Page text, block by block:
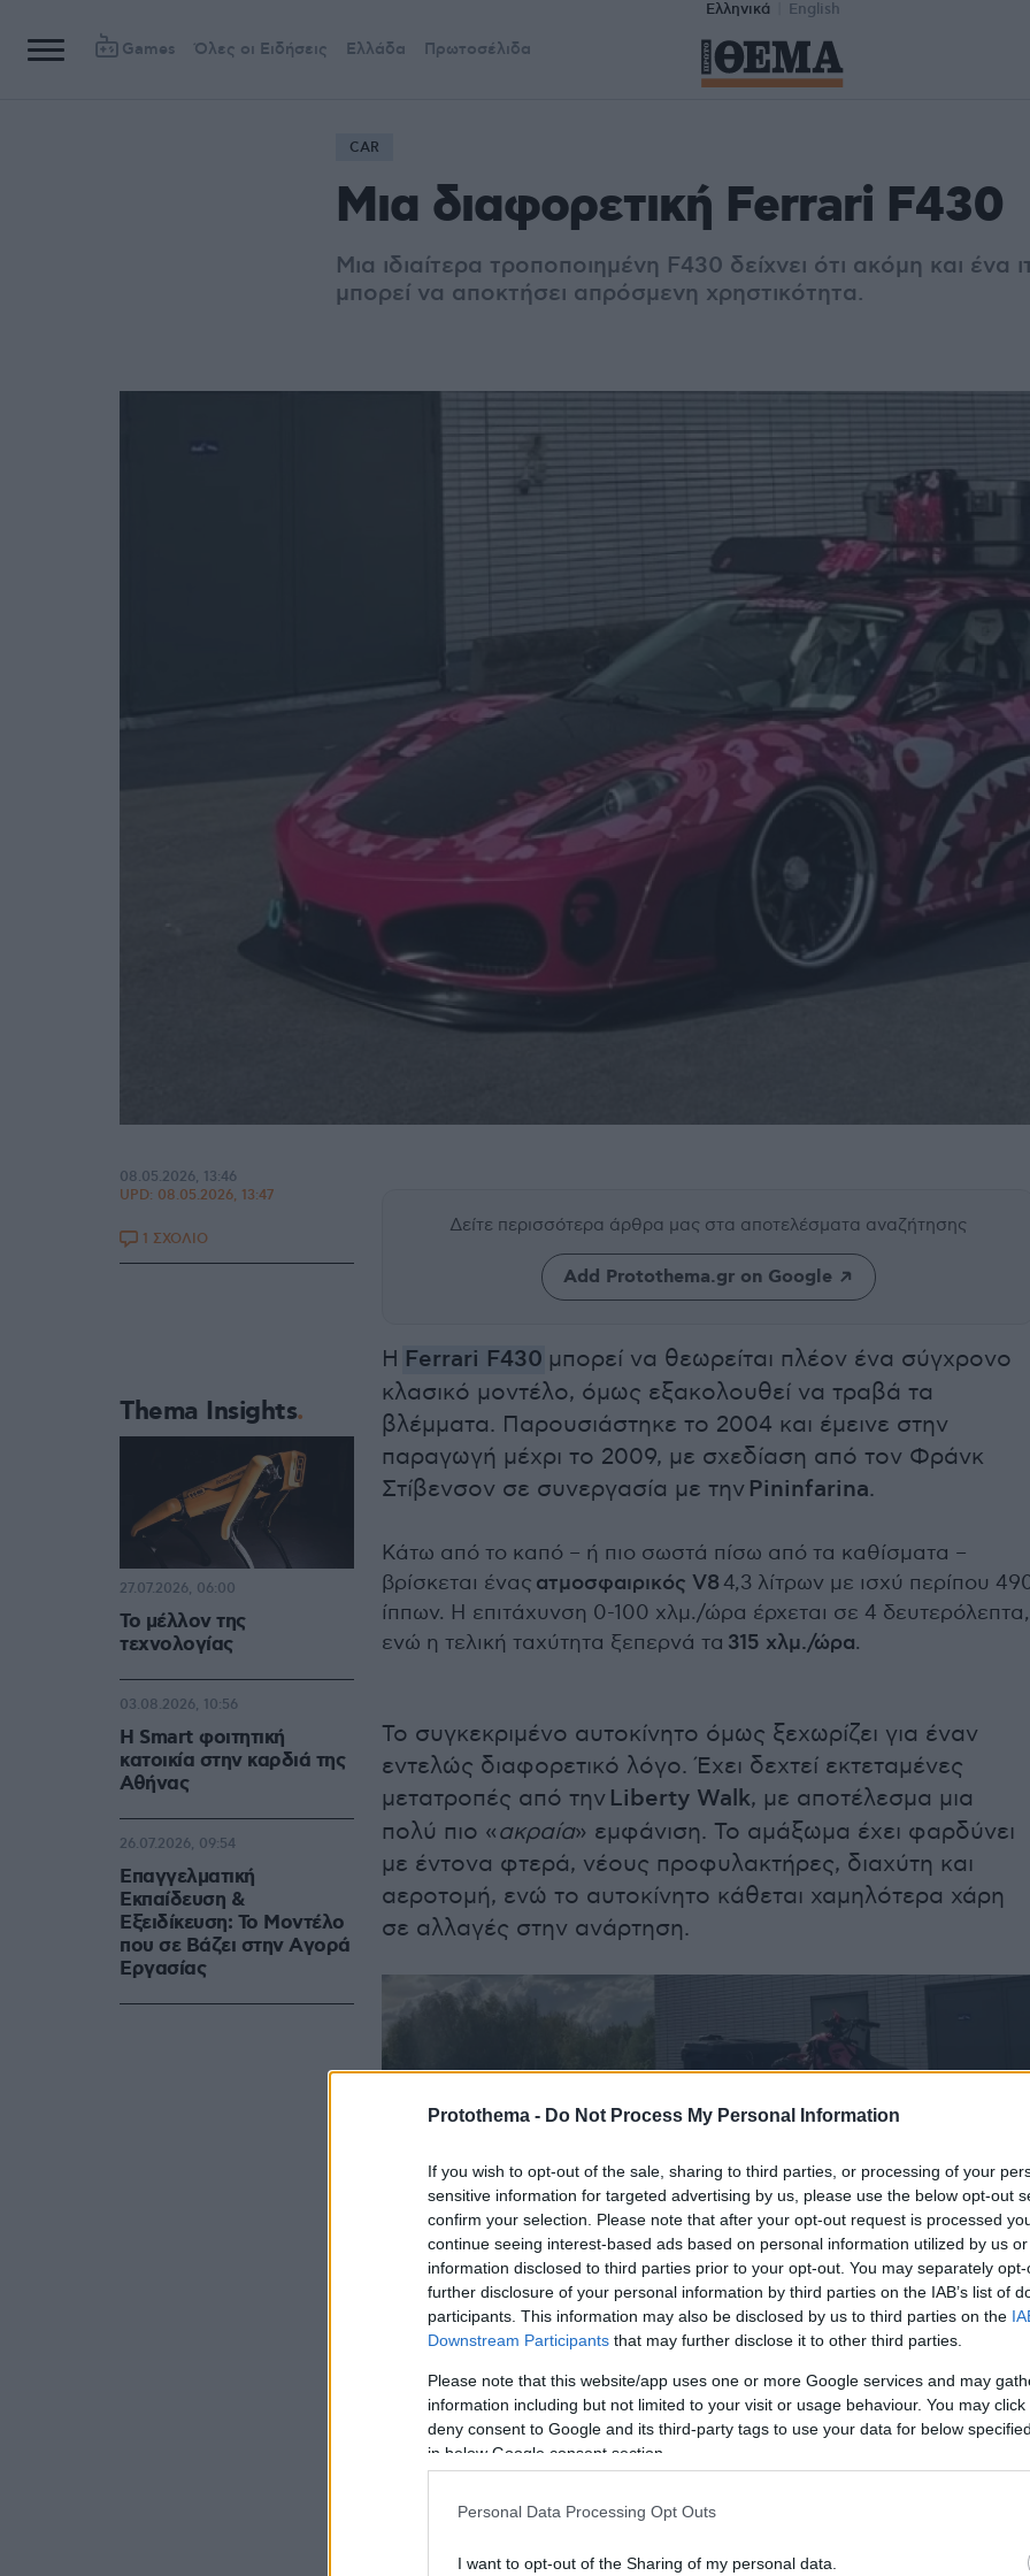
Protothema - Do Not Process My Personal Information
If you wish to opt-out of the sale, sharing to third parties, or processing of your
sensitive information for targeted advertising by us, please use the below opt-out
confirm your selection. Please note that after your opt-out request is processed
continue seeing interest-based ads based on personal information utilized by us
information disclosed to third parties prior to your opt-out. You may separately
further disclosure of your personal information by third parties on the IAB’s list of
participants. This information may also be disclosed by us to third parties on the
Downstream Participants that may further disclose it to other third parties.
Please note that this website/app uses one or more Google services and may
information including but not limited to your visit or usage behaviour. You may
deny consent to Google and its third-party tags to use your data for below
in below Google consent section.
Personal Data Processing Opt Outs
I want to opt-out of the Sharing of my personal data.
Ελληνικά English
Games Όλες οι Ειδήσεις Ελλάδα Πρωτοσέλιδα
CAR
Μια διαφορετική Ferrari F430
Μια ιδιαίτερα τροποποιημένη F430 δείχνει ότι ακόμη και ένα
μπορεί να αποκτήσει απρόσμενη χρηστικότητα.
Δείτε περισσότερα άρθρα μας στα αποτελέσματα αναζήτησης
Add Protothema.gr on Google
Η Ferrari F430 μπορεί να θεωρείται πλέον ένα σύγχρονο
κλασικό μοντέλο, όμως εξακολουθεί να τραβά τα
βλέμματα. Παρουσιάστηκε το 2004 και έμεινε στην
παραγωγή μέχρι το 2009, με σχεδίαση από τον Φράνκ
Στίβενσον σε συνεργασία με την Pininfarina.
Κάτω από το καπό – ή πιο σωστά πίσω από τα καθίσματα –
βρίσκεται ένας ατμοσφαιρικός V8 4,3 λίτρων με ισχύ περίπου
ίππων. Η επιτάχυνση 0-100 χλμ./ώρα έρχεται σε 4 δευτερόλεπτα,
ενώ η τελική ταχύτητα ξεπερνά τα 315 χλμ./ώρα.
Το συγκεκριμένο αυτοκίνητο όμως ξεχωρίζει για έναν
εντελώς διαφορετικό λόγο. Έχει δεχτεί εκτεταμένες
μετατροπές από την Liberty Walk, με αποτέλεσμα μια
πολύ πιο «ακραία» εμφάνιση. Το αμάξωμα έχει φαρδύνει
με έντονα φτερά, νέους προφυλακτήρες, διαχύτη και
αεροτομή, ενώ το αυτοκίνητο κάθεται χαμηλότερα χάρη
σε αλλαγές στην ανάρτηση.
Αυτό που το κάνει πραγματικά ξεχωριστό είναι η… πρακτική
πλευρά του. Στην οροφή υπάρχει σχάρα με μπαγκαζιέρα
, ενώ
έχουν τοποθετηθεί επιπλέον βάσεις για μεταφορά εξοπλισμού,
ακόμα και μιας μικρής γουρούνας. Είναι κάτι που δύσκολα
08.05.2026, 13:46
UPD: 08.05.2026, 13:47
1 ΣΧΟΛΙΟ
Thema Insights
Το μέλλον της
τεχνολογίας
27.07.2026, 06:00
Η Smart φοιτητική
κατοικία στην καρδιά της
Αθήνας
03.08.2026, 10:56
Επαγγελματική
Εκπαίδευση &
Εξειδίκευση: Το Mοντέλο
που σε Bάζει στην Aγορά
Eργασίας
26.07.2026, 09:54